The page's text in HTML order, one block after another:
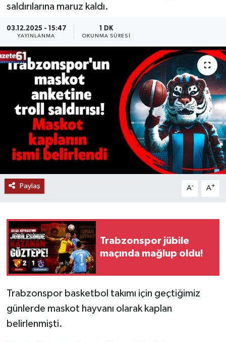
saldırılarına maruz kaldı.
03.12.2025 - 15:47
YAYINLANMA
1 DK
OKUNMA SÜRESI
Paylaş A- A+
Trabzonspor jübile
maçında mağlup oldu!
Trabzonspor basketbol takımı için geçtiğimiz
günlerde maskot hayvanı olarak kaplan
belirlenmişti.